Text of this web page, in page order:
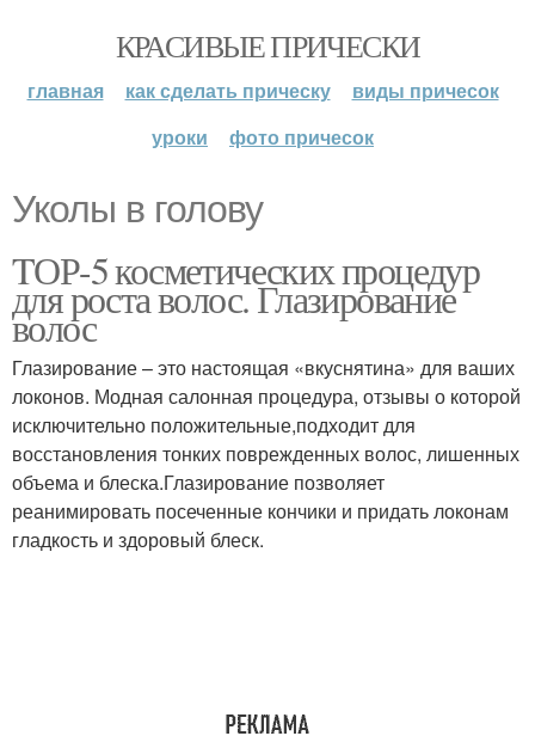
КРАСИВЫЕ ПРИЧЕСКИ
главная как сделать прическу
виды причесок
уроки
фото причесок
Уколы в голову
TОР-5 косметических процедур
для роста волос. Глазирование
волос
Глазирование – это настоящая «вкуснятина» для ваших
локонов. Модная салонная процедура, отзывы о которой
исключительно положительные,подходит для
восстановления тонких поврежденных волос, лишенных
объема и блеска.Глазирование позволяет
реанимировать посеченные кончики и придать локонам
гладкость и здоровый блеск.